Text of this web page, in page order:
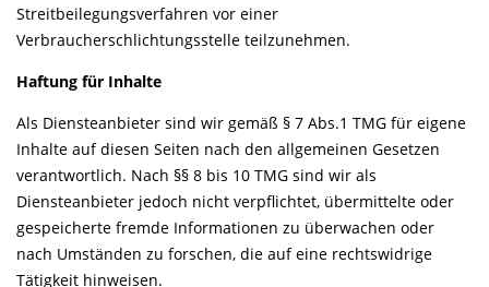
Streitbeilegungsverfahren vor einer
Verbraucherschlichtungsstelle teilzunehmen.
Haftung für Inhalte
Als Diensteanbieter sind wir gemäß § 7 Abs.1 TMG für eigene
Inhalte auf diesen Seiten nach den allgemeinen Gesetzen
verantwortlich. Nach §§ 8 bis 10 TMG sind wir als
Diensteanbieter jedoch nicht verpflichtet, übermittelte oder
gespeicherte fremde Informationen zu überwachen oder
nach Umständen zu forschen, die auf eine rechtswidrige
Tätigkeit hinweisen.